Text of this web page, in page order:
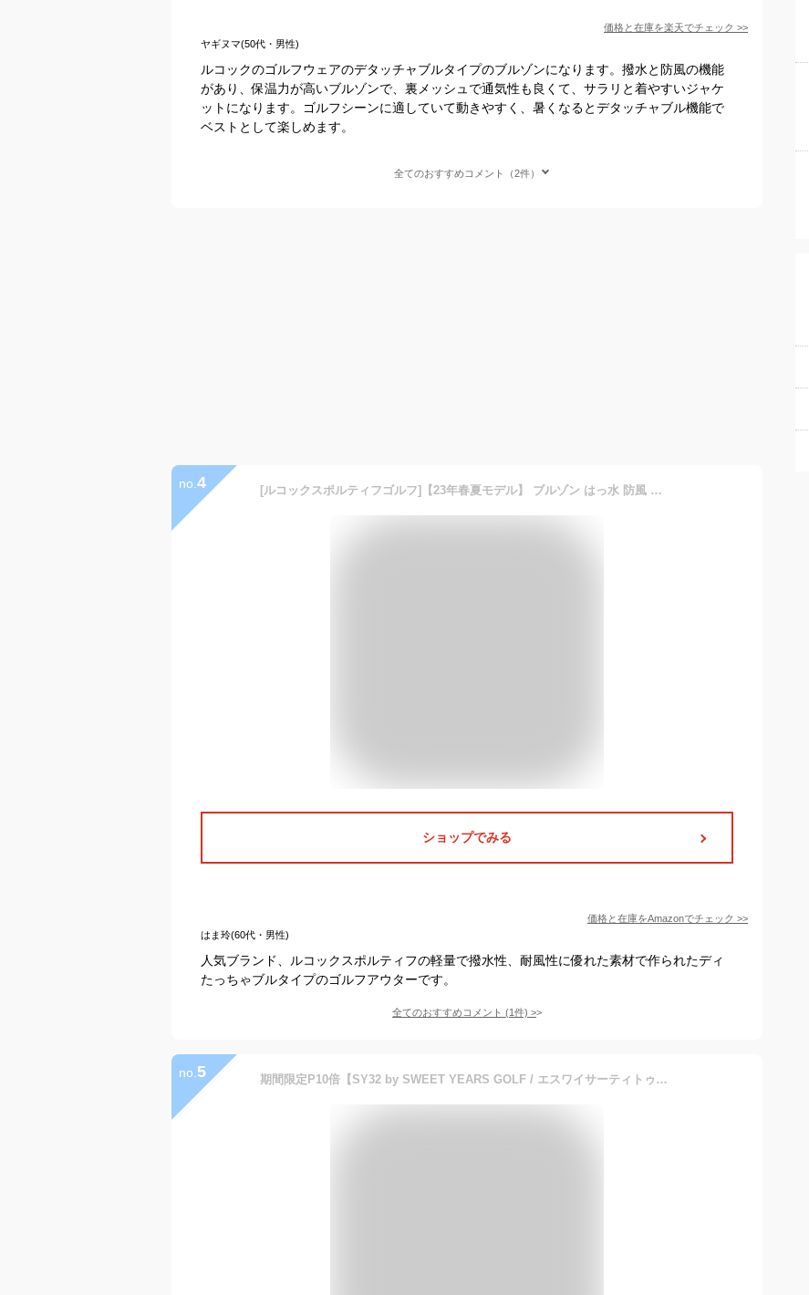
価格と在庫を楽天でチェック >>
ヤギヌマ(50代・男性)
ルコックのゴルフウェアのデタッチャブルタイプのブルゾンになります。撥水と防風の機能
があり、保温力が高いブルゾンで、裏メッシュで通気性も良くて、サラリと着やすいジャケ
ットになります。ゴルフシーンに適していて動きやすく、暑くなるとデタッチャブル機能で
ベストとして楽しめます。
全てのおすすめコメント（2件）
no. 4 [ルコックスポルティフゴルフ]【23年春夏モデル】 ブルゾン はっ水 防風 ディタッチャブル 流通限定別注 トリコ ゴルフ 定番 QGMVJK03NT メンズ
ショップでみる
価格と在庫をAmazonでチェック >>
はま玲(60代・男性)
人気ブランド、ルコックスポルティフの軽量で撥水性、耐風性に優れた素材で作られたディ
たっちゃブルタイプのゴルフアウターです。
全てのおすすめコメント (1件) >
no. 5 期間限定P10倍【SY32 by SWEET YEARS GOLF / エスワイサーティトゥバイスィートイヤーズ ゴルフ】 【22AW】【レディース】2WAY シープボア デタッチャブル ジャケット / SHEEP BOA DETACHABLE JK / ブラック